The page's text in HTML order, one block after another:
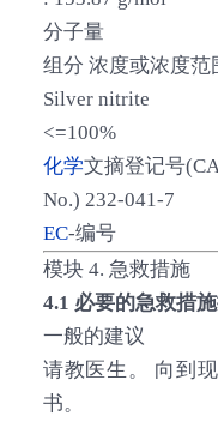
分子量
组分 浓度或浓度范
Silver nitrite
<=100%
化学文摘登记号
No.) 232-041-7
EC-编号
模块 4. 急救措施
4.1 必要的急救措
一般的建议
请教医生。 向到
书。